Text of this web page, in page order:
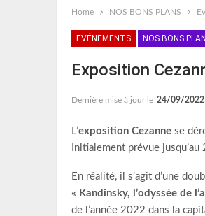
Home NOS BONS PLANS
EVÉNEMENTS NOS BONS
Exposition
Dernière mise à jour le 24/09/2022
L’exposition Cezanne se
Initialement prévue
En réalité, il s’agit d’une
« Kandinsky, l’odyssée de
de l’année 2022 dans la